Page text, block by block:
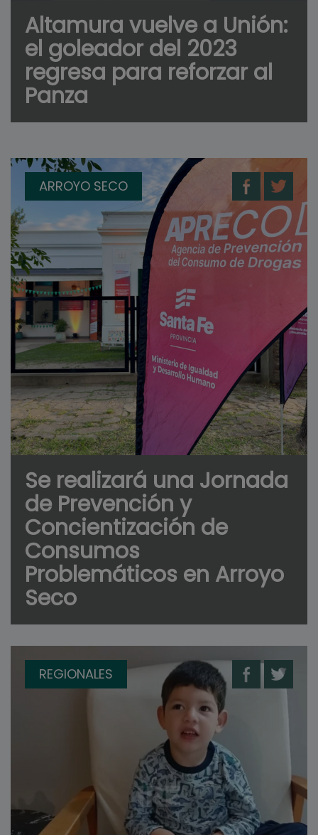
Altamura vuelve a Unión:
el goleador del 2023
regresa para reforzar al
Panza
ARROYO SECO
Se realizará una Jornada
de Prevención y
Concientización de
Consumos
Problemáticos en Arroyo
Seco
REGIONALES